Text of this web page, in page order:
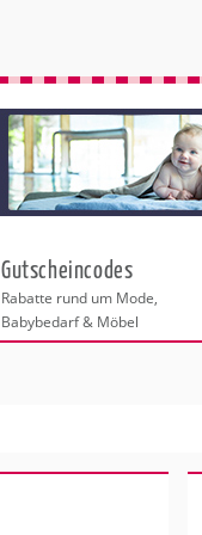
Gutscheincodes
Rabatte rund um Mode,
Babybedarf & Möbel